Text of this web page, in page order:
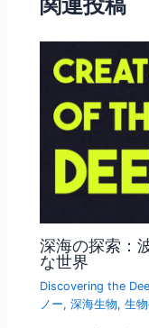
o
k
深海の探索：
な世界
Discovering the
ノー,深海生物,生